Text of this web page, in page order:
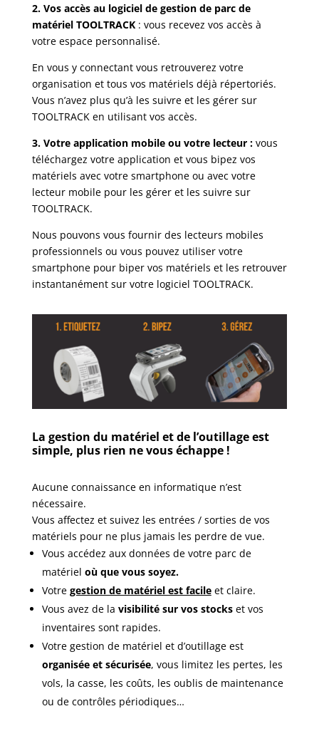
2. Vos accès au logiciel de gestion de parc de
matériel TOOLTRACK: vous recevez vos accès à
votre espace personnalisé.
En vous y connectant vous retrouverez votre
organisation et tous vos matériels déjà répertoriés.
Vous n’avez plus qu’à les suivre et les gérer sur
TOOLTRACK en utilisant vos accès.
3. Votre application mobile ou votre lecteur :vous
téléchargez votre application et vous bipez vos
matériels avec votre smartphone ou avec votre
lecteur mobile pour les gérer et les suivre sur
TOOLTRACK.
Nous pouvons vous fournir des lecteurs mobiles
professionnels ou vous pouvez utiliser votre
smartphone pour biper vos matériels et les retrouver
instantanément sur votre logiciel TOOLTRACK.
La gestion du matériel et de l’outillage est
simple, plus rien ne vous échappe !
Aucune connaissance en informatique n’est
nécessaire.
Vous affectez et suivez les entrées / sorties de vos
matériels pour ne plus jamais les perdre de vue.
Vous accédez aux données de votre parc de
matériel où que vous soyez.
Votre gestion de matériel est facileet claire.
Vous avez de la visibilité sur vos stockset vos
inventaires sont rapides.
Votre gestion de matériel et d’outillage est
organisée et sécurisée, vous limitez les pertes, les
vols, la casse, les coûts, les oublis de maintenance
ou de contrôles périodiques…